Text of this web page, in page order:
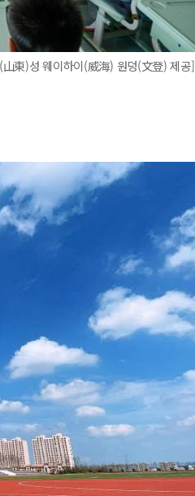
山東)성 웨이하이(威海) 원덩(文登) 제공]